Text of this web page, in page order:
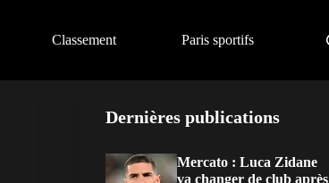
Classement Paris sportifs
Dernières publications
Mercato : Luca Zidane
va changer de club après